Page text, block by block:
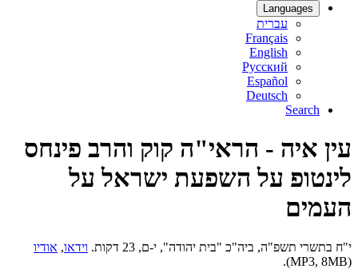
Languages
עברית
Français
English
Русский
Español
Deutsch
Search
עין איה - הראי"ה קוק והרב פינחס
לינטופ על השפעת ישראל על
העמים
י"ח בתשרי תשפ"ה, ביה"כ "בית יהודה", י-ם, 23 דקות. וידאו, אודיו
(MP3, 8MB).